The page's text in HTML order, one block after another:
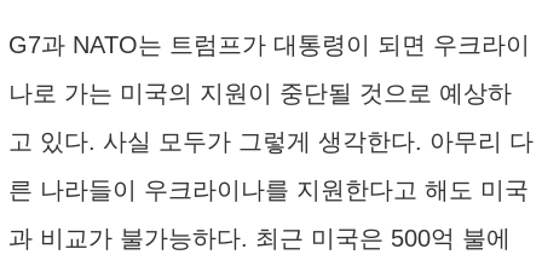
G7과 NATO는 트럼프가 대통령이 되면 우크라이
나로 가는 미국의 지원이 중단될 것으로 예상하
고 있다. 사실 모두가 그렇게 생각한다. 아무리 다
른 나라들이 우크라이나를 지원한다고 해도 미국
과 비교가 불가능하다. 최근 미국은 500억 불에